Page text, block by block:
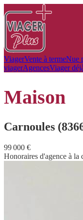
ViagerVente à termeNue
viagerAgencesViager
maison
Carnoules
99 000 €
Honoraires d'agence à la